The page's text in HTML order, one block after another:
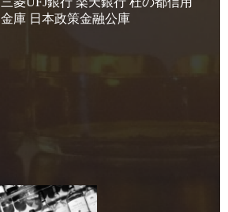
金庫 日本政策金融公庫